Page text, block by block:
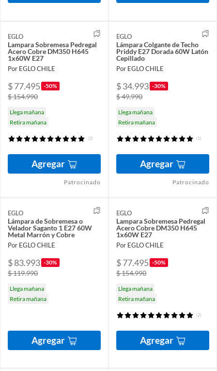
EGLO
Lampara Sobremesa Pedregal
Acero Cobre DM350 H645
1x60W E27
Por EGLO CHILE
$ 77.495 -50%
$ 154.990
Llega mañana
Retira mañana
(2)
Agregar
Patrocinado
EGLO
Lámpara Colgante de Techo
Priddy E27 Dorada 60W Latón
Cepillado
Por EGLO CHILE
$ 34.993 -30%
$ 49.990
Llega mañana
Retira mañana
(1)
Agregar
Patrocinado
EGLO
Lámpara de Sobremesa o
Velador Saganto 1 E27 60W
Metal Marrón y Cobre
Por EGLO CHILE
$ 83.993 -30%
$ 119.990
Llega mañana
Retira mañana
Agregar
EGLO
Lampara Sobremesa Pedregal
Acero Cobre DM350 H645
1x60W E27
Por EGLO CHILE
$ 77.495 -50%
$ 154.990
Llega mañana
Retira mañana
(2)
Agregar